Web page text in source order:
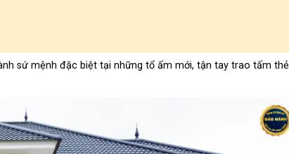
sứ mệnh đặc biệt tại những tổ ấm mới, tận tay trao tấm thẻ